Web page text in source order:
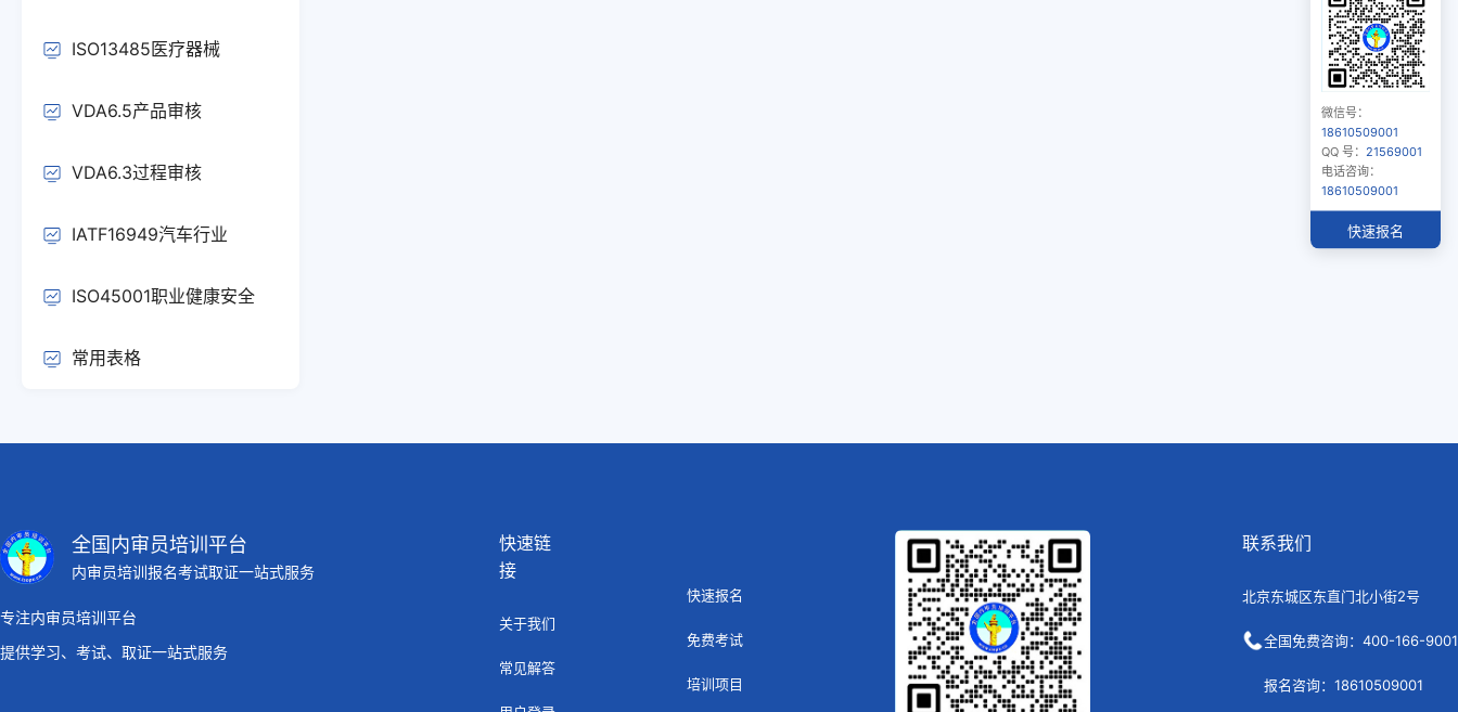
微信号：
18610509001
QQ 号： 21569001
电话咨询：
18610509001
快速报名
ISO13485医疗器械
VDA6.5产品审核
VDA6.3过程审核
IATF16949汽车行业
ISO45001职业健康安全
常用表格
全国内审员培训平台
内审员培训报名考试取证一站式服务
专注内审员培训平台
提供学习、考试、取证一站式服务
快速链
接
关于我们
常见解答
快速报名
免费考试
培训项目
联系我们
北京东城区东直门北小街2号
全国免费咨询：400-166-9001
报名咨询：18610509001